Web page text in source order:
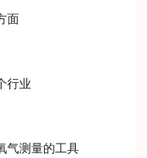
面
行业
气测量的工具